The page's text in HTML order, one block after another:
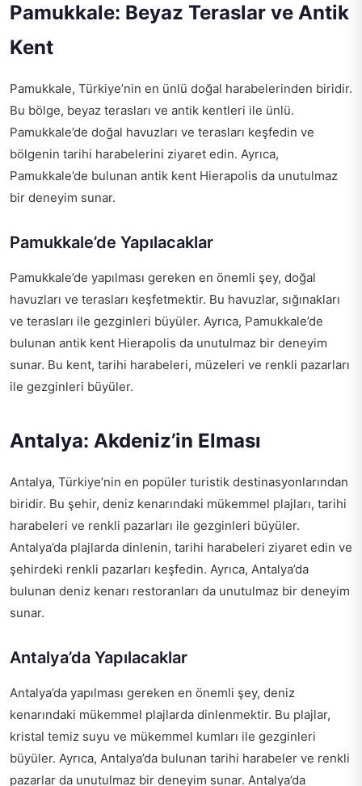
Pamukkale: Beyaz Teraslar ve Antik
Kent
Pamukkale, Türkiye’nin en ünlü doğal harabelerinden biridir.
Bu bölge, beyaz terasları ve antik kentleri ile ünlü.
Pamukkale’de doğal havuzları ve terasları keşfedin ve
bölgenin tarihi harabelerini ziyaret edin. Ayrıca,
Pamukkale’de bulunan antik kent Hierapolis da unutulmaz
bir deneyim sunar.
Pamukkale’de Yapılacaklar
Pamukkale’de yapılması gereken en önemli şey, doğal
havuzları ve terasları keşfetmektir. Bu havuzlar, sığınakları
ve terasları ile gezginleri büyüler. Ayrıca, Pamukkale’de
bulunan antik kent Hierapolis da unutulmaz bir deneyim
sunar. Bu kent, tarihi harabeleri, müzeleri ve renkli pazarları
ile gezginleri büyüler.
Antalya: Akdeniz’in Elması
Antalya, Türkiye’nin en popüler turistik destinasyonlarından
biridir. Bu şehir, deniz kenarındaki mükemmel plajları, tarihi
harabeleri ve renkli pazarları ile gezginleri büyüler.
Antalya’da plajlarda dinlenin, tarihi harabeleri ziyaret edin ve
şehirdeki renkli pazarları keşfedin. Ayrıca, Antalya’da
bulunan deniz kenarı restoranları da unutulmaz bir deneyim
sunar.
Antalya’da Yapılacaklar
Antalya’da yapılması gereken en önemli şey, deniz
kenarındaki mükemmel plajlarda dinlenmektir. Bu plajlar,
kristal temiz suyu ve mükemmel kumları ile gezginleri
büyüler. Ayrıca, Antalya’da bulunan tarihi harabeler ve renkli
pazarlar da unutulmaz bir deneyim sunar. Antalya’da